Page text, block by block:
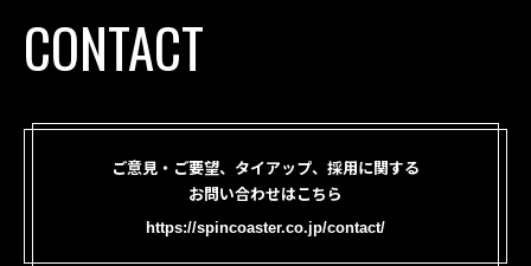
CONTACT
ご意見・ご要望、タイアップ、採用に関する
お問い合わせはこちら
https://spincoaster.co.jp/contact/